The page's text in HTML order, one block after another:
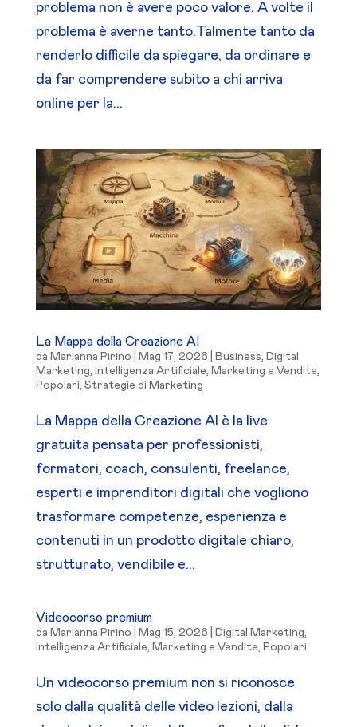
problema non è avere poco valore. A volte il
problema è averne tanto.Talmente tanto da
renderlo difficile da spiegare, da ordinare e
da far comprendere subito a chi arriva
online per la...
La Mappa della Creazione AI
da Marianna Pirino Mag 17, 2026 Business
Digital
Marketing
Intelligenza Artificiale Marketing e Vendite
Popolari Strategie di Marketing
La Mappa della Creazione AI è la live
gratuita pensata per professionisti,
formatori, coach, consulenti, freelance,
esperti e imprenditori digitali che vogliono
trasformare competenze, esperienza e
contenuti in un prodotto digitale chiaro,
strutturato, vendibile e...
Videocorso premium
da Marianna Pirino Mag 15, 2026 Digital Marketing
Intelligenza Artificiale
Marketing e Vendite Popolari
Un videocorso premium non si riconosce
solo dalla qualità delle video lezioni, dalla